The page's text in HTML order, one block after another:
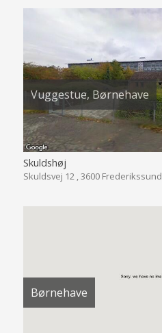
Vuggestue, Børnehave
Skuldshøj
Skuldsvej 12 , 3600 Frederikssund
Børnehave